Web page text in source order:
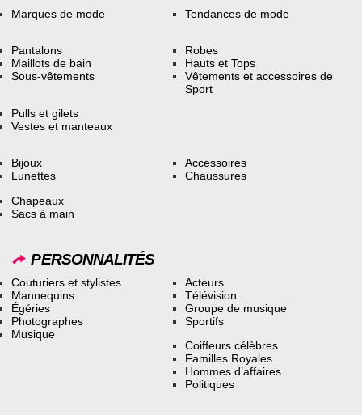
Marques de mode Tendances de mode
Pantalons
Maillots de bain
Sous-vêtements
Robes
Hauts et Tops
Vêtements et accessoires de
Sport
Pulls et gilets
Vestes et manteaux
Bijoux
Lunettes
Accessoires
Chaussures
Chapeaux
Sacs à main
PERSONNALITÉS
Couturiers et stylistes
Mannequins
Égéries
Photographes
Musique
Acteurs
Télévision
Groupe de musique
Sportifs
Coiffeurs célèbres
Familles Royales
Hommes d’affaires
Politiques